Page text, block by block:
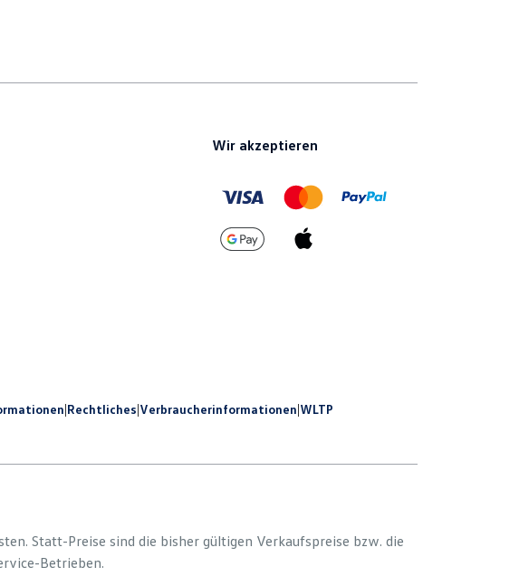
Wir akzeptieren
|Rechtliches|Verbraucherinformationen|WLTP
Statt-Preise sind die bisher gültigen Verkaufspreise bzw. die
Betrieben.